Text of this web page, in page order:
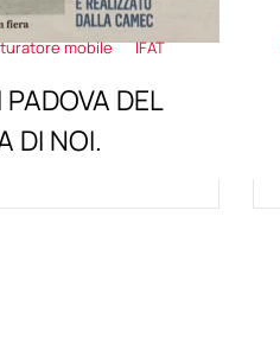
mobile IFAT
DEL
DI NOI.